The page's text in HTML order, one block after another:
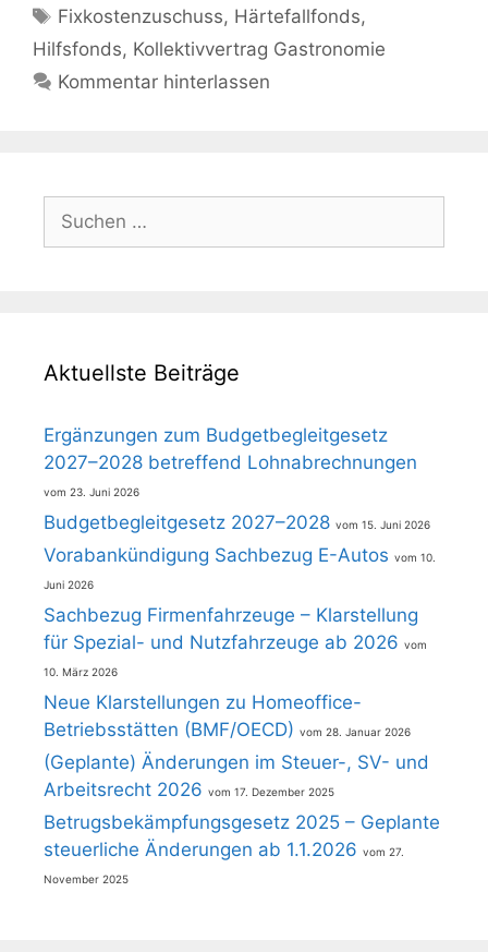
Schlagwörter
Fixkostenzuschuss, Härtefallfonds,
Hilfsfonds, Kollektivvertrag Gastronomie
Kommentar hinterlassen
Suchen
nach:
Aktuellste Beiträge
Ergänzungen zum Budgetbegleitgesetz
2027–2028 betreffend Lohnabrechnungen
23. Juni 2026
Budgetbegleitgesetz 2027–2028 15. Juni 2026
Vorabankündigung Sachbezug E-Autos 10.
Juni 2026
Sachbezug Firmenfahrzeuge – Klarstellung
für Spezial- und Nutzfahrzeuge ab 2026
10. März 2026
Neue Klarstellungen zu Homeoffice-
Betriebsstätten (BMF/OECD)
28. Januar 2026
(Geplante) Änderungen im Steuer-, SV- und
Arbeitsrecht 2026
17. Dezember 2025
Betrugsbekämpfungsgesetz 2025 – Geplante
steuerliche Änderungen ab 1.1.2026
27.
November 2025